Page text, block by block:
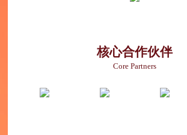
核心合作伙伴
Core Partners